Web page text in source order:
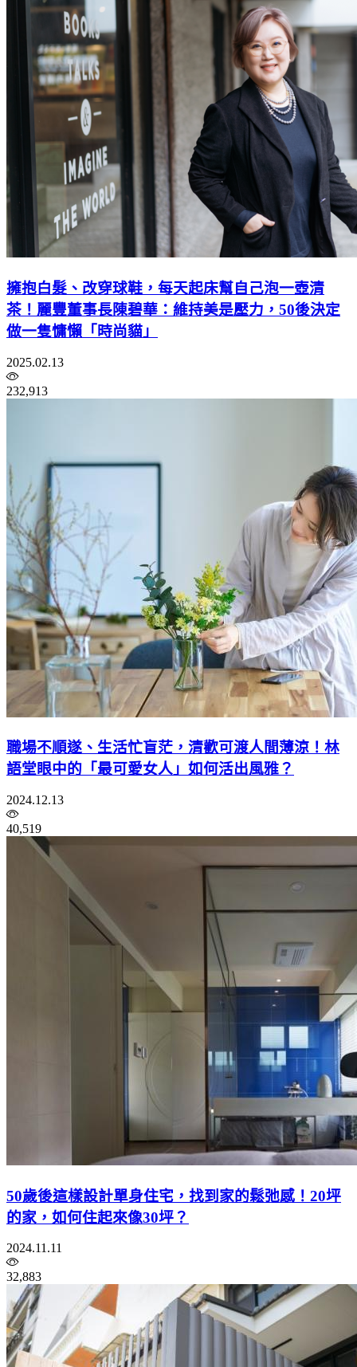
擁抱白髮、改穿球鞋，每天起床幫自己泡一壺清
茶！麗豐董事長陳碧華：維持美是壓力，50後決定
做一隻慵懶「時尚貓」
2025.02.13
232,913
職場不順遂、生活忙盲茫，清歡可渡人間薄涼！林
語堂眼中的「最可愛女人」如何活出風雅？
2024.12.13
40,519
50歲後這樣設計單身住宅，找到家的鬆弛感！20坪
的家，如何住起來像30坪？
2024.11.11
32,883